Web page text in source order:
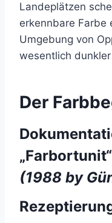
Landeplätzen
erkennbare Farbe
Umgebung von
wesentlich
Der
(1988 by